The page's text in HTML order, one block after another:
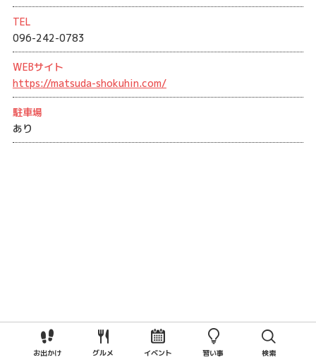
TEL
096-242-0783
WEBサイト
https://matsuda-shokuhin.com/
駐車場
あり
お出かけ グルメ イベント 習い事 検索